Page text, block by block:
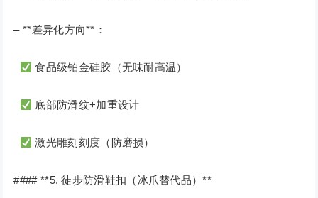
– **差异化方向**：
食品级铂金硅胶（无味耐高温）
底部防滑纹+加重设计
激光雕刻刻度（防磨损）
#### **5. 徒步防滑鞋扣（冰爪替代品）**